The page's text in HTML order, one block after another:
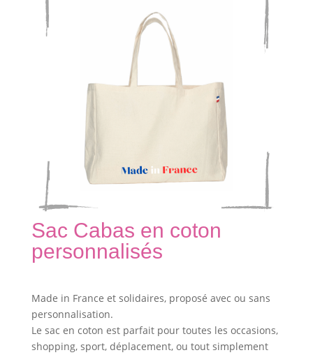
Sac Cabas en coton
personnalisés
Made in France et solidaires, proposé avec ou sans
personnalisation.
Le sac en coton est parfait pour toutes les occasions,
shopping, sport, déplacement, ou tout simplement